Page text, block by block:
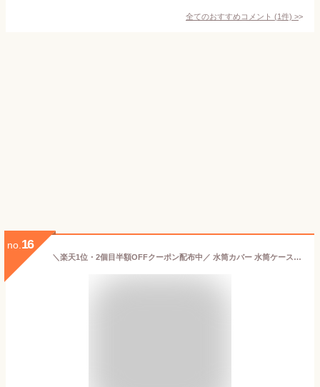
全てのおすすめコメント (1件) >
no. 16
＼楽天1位・2個目半額OFFクーポン配布中／ 水筒カバー 水筒ケース ボトルカバー ペットボトルカバー 500 キッズ 単品 かわいい ストラップ 袋 水筒ホルダー 肩掛け ショルダー ボトルホルダー 子供 子ども 水筒入れ ペットボトルホルダー ショルダー おしゃれ